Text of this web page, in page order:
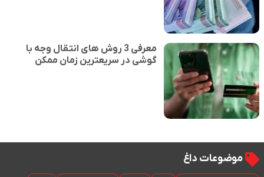
معرفی 3 روش های انتقال وجه با
گوشی در سریعترین زمان ممکن
موضوعات داغ